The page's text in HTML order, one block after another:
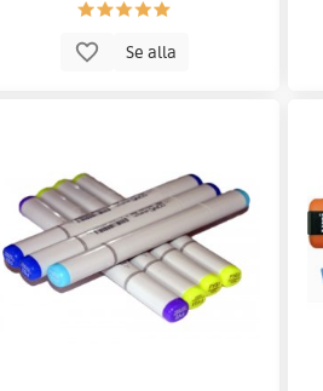
Se alla